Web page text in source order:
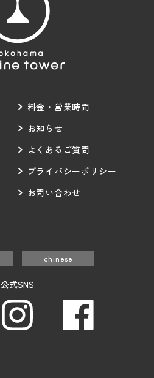
料金・営業時間
お知らせ
よくあるご質問
プライバシーポリシー
お問い合わせ
chinese
公式SNS